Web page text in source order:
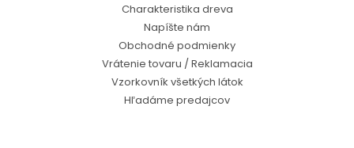
Charakteristika dreva
Napíšte nám
Obchodné podmienky
Vrátenie tovaru / Reklamacia
Vzorkovník všetkých látok
Hľadáme predajcov